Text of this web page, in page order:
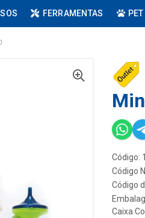
FERRAMENTAS PET
Código:
Código
Código
Caixa